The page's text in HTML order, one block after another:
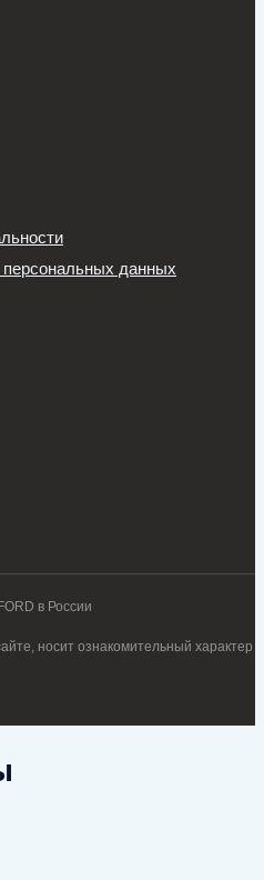
персональных данных
в России
носит ознакомительный характер